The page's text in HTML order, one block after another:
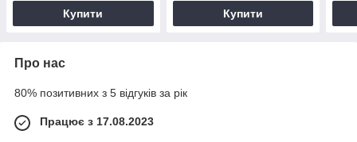
Купити Купити
Про нас
80% позитивних з 5 відгуків за рік
Працює з 17.08.2023